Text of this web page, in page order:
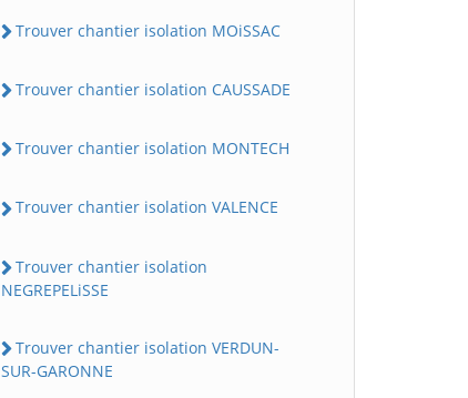
Trouver chantier isolation MOiSSAC
Trouver chantier isolation CAUSSADE
Trouver chantier isolation MONTECH
Trouver chantier isolation VALENCE
Trouver chantier isolation
NEGREPELiSSE
Trouver chantier isolation VERDUN-
SUR-GARONNE